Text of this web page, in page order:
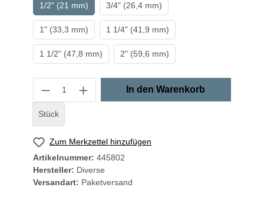
1/2" (21 mm) 3/4" (26,4 mm)
1" (33,3 mm) 1 1/4" (41,9 mm)
1 1/2" (47,8 mm) 2" (59,6 mm)
Stück
In den Warenkorb
Zum Merkzettel hinzufügen
Artikelnummer: 445802
Hersteller: Diverse
Versandart: Paketversand